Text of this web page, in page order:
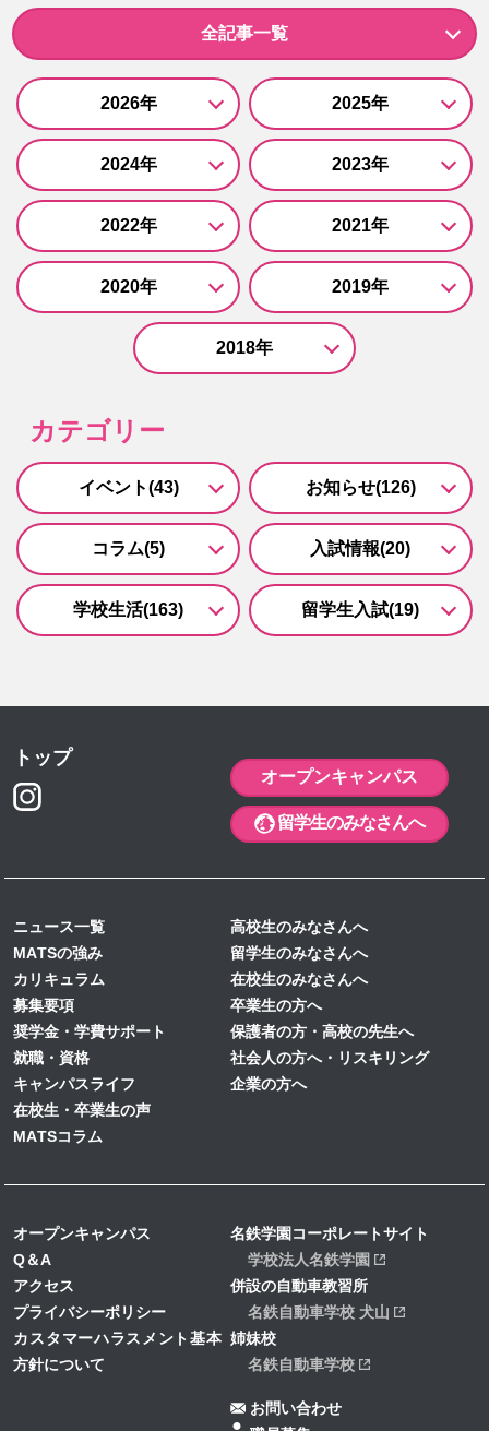
全記事一覧
2026年 2025年
2024年 2023年
2022年 2021年
2020年 2019年
2018年
カテゴリー
イベント(43) お知らせ(126)
コラム(5) 入試情報(20)
学校生活(163) 留学生入試(19)
トップ
オープンキャンパス
留学生のみなさんへ
ニュース一覧
MATSの強み
カリキュラム
募集要項
奨学金・学費サポート
就職・資格
キャンパスライフ
在校生・卒業生の声
MATSコラム
高校生のみなさんへ
留学生のみなさんへ
在校生のみなさんへ
卒業生の方へ
保護者の方・高校の先生へ
社会人の方へ・リスキリング
企業の方へ
オープンキャンパス
Q＆A
アクセス
プライバシーポリシー
カスタマーハラスメント基本
方針について
名鉄学園コーポレートサイト
学校法人名鉄学園
併設の自動車教習所
名鉄自動車学校 犬山
姉妹校
名鉄自動車学校
お問い合わせ